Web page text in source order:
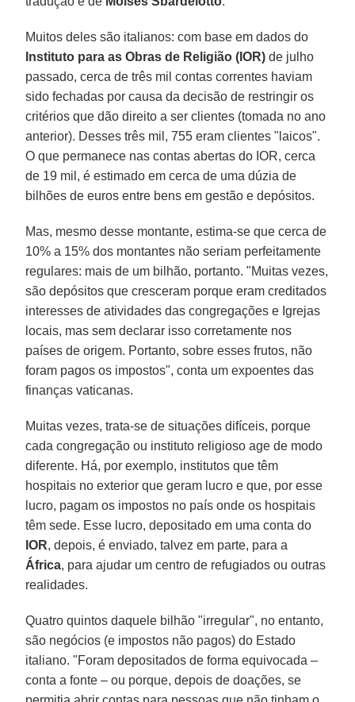
Muitos deles são italianos: com base em dados do
Instituto para as Obras de Religião (IOR) de julho
passado, cerca de três mil contas correntes haviam
sido fechadas por causa da decisão de restringir os
critérios que dão direito a ser clientes (tomada no ano
anterior). Desses três mil, 755 eram clientes "laicos".
O que permanece nas contas abertas do IOR, cerca
de 19 mil, é estimado em cerca de uma dúzia de
bilhões de euros entre bens em gestão e depósitos.
Mas, mesmo desse montante, estima-se que cerca de
10% a 15% dos montantes não seriam perfeitamente
regulares: mais de um bilhão, portanto. "Muitas vezes,
são depósitos que cresceram porque eram creditados
interesses de atividades das congregações e Igrejas
locais, mas sem declarar isso corretamente nos
países de origem. Portanto, sobre esses frutos, não
foram pagos os impostos", conta um expoentes das
finanças vaticanas.
Muitas vezes, trata-se de situações difíceis, porque
cada congregação ou instituto religioso age de modo
diferente. Há, por exemplo, institutos que têm
hospitais no exterior que geram lucro e que, por esse
lucro, pagam os impostos no país onde os hospitais
têm sede. Esse lucro, depositado em uma conta do
IOR, depois, é enviado, talvez em parte, para a
África, para ajudar um centro de refugiados ou outras
realidades.
Quatro quintos daquele bilhão "irregular", no entanto,
são negócios (e impostos não pagos) do Estado
italiano. "Foram depositados de forma equivocada –
conta a fonte – ou porque, depois de doações, se